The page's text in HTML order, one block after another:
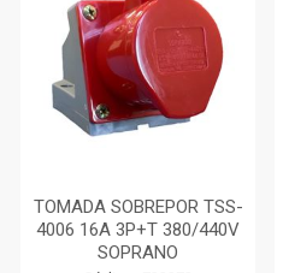
TOMADA SOBREPOR TSS-
4006 16A 3P+T 380/440V
SOPRANO